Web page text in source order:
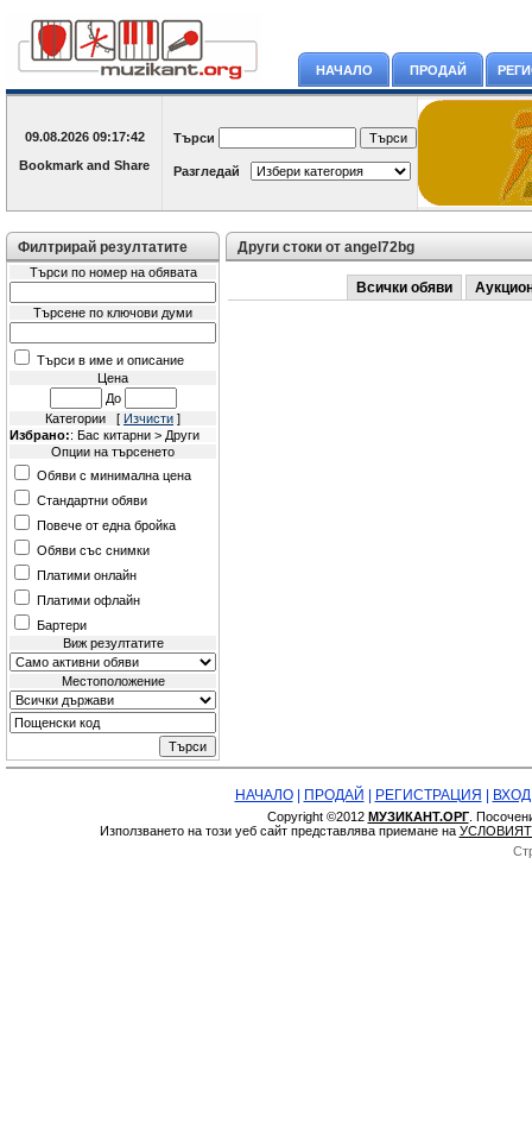
НАЧАЛО ПРОДАЙ
09.08.2026 09:17:42 Търси
Разгледай
Филтрирай резултатите
Търси по номер на обявата
Търсене по ключови думи
Търси в име и описание
Цена
До
Категории [ Изчисти ]
Избрано:: Бас китарни > Други
Опции на търсенето
Обяви с минимална цена
Стандартни обяви
Повече от една бройка
Обяви със снимки
Платими онлайн
Платими офлайн
Бартери
Виж резултатите
Местоположение
Други стоки от angel72bg
Всички обяви
НАЧАЛО| ПРОДАЙ РЕГИСТРАЦИЯ ВХОД
Copyright ©2012 МУЗИКАНТ.ОРГ.
Използването на този уеб сайт представлява приемане на